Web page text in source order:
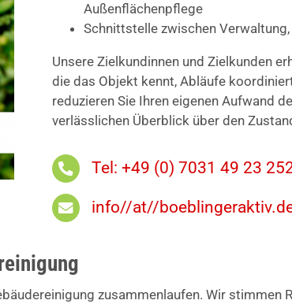
Außenflächenpflege
Schnittstelle zwischen
Unsere Zielkundinnen und Zielkunden
die das Objekt kennt, Abläufe
reduzieren Sie Ihren eigenen Aufwand
verlässlichen Überblick über den
Tel: +49 (0) 7031 49 23
info//at//
zusammenlaufen. Wir stimmen